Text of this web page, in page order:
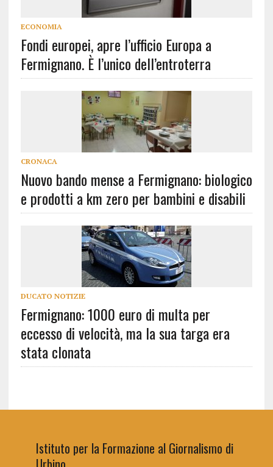
ECONOMIA
Fondi europei, apre l’ufficio Europa a
Fermignano. È l’unico dell’entroterra
CRONACA
Nuovo bando mense a Fermignano: biologico
e prodotti a km zero per bambini e disabili
DUCATO NOTIZIE
Fermignano: 1000 euro di multa per
eccesso di velocità, ma la sua targa era
stata clonata
Istituto per la Formazione al Giornalismo di